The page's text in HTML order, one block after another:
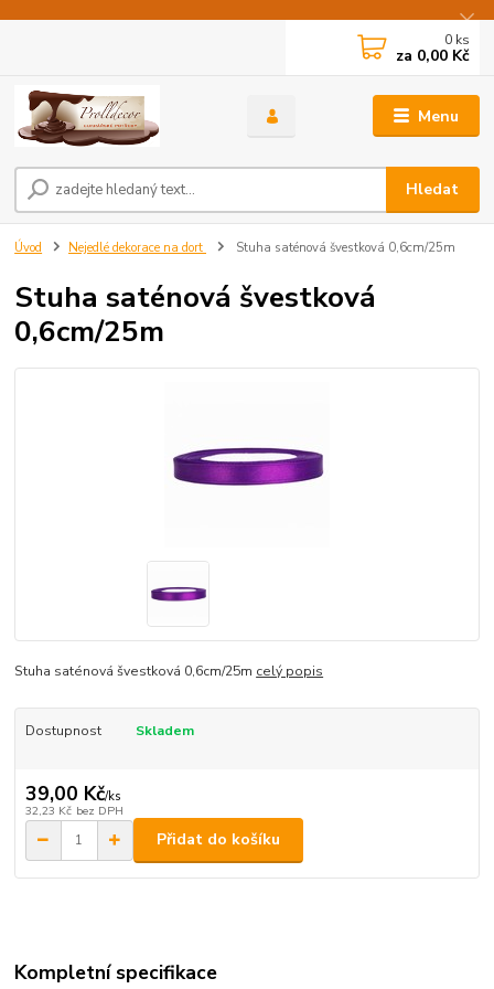
Menu
Hledat
0 ks
za 0,00 Kč
Úvod Nejedlé dekorace na dort Stuha saténová švestková 0,6cm/25m
Stuha saténová švestková
0,6cm/25m
Stuha saténová švestková 0,6cm/25m celý popis
Dostupnost Skladem
39,00 Kč/ks
32,23 Kč bez DPH
Přidat do košíku
Kompletní specifikace